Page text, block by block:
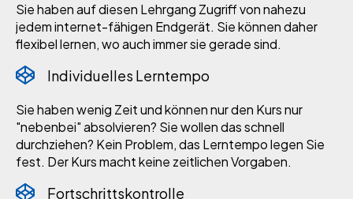
Sie haben auf diesen Lehrgang Zugriff von nahezu
jedem internet-fähigen Endgerät. Sie können daher
flexibel lernen, wo auch immer sie gerade sind.
Individuelles Lerntempo
Sie haben wenig Zeit und können nur den Kurs nur
"nebenbei" absolvieren? Sie wollen das schnell
durchziehen? Kein Problem, das Lerntempo legen Sie
fest. Der Kurs macht keine zeitlichen Vorgaben.
Fortschrittskontrolle